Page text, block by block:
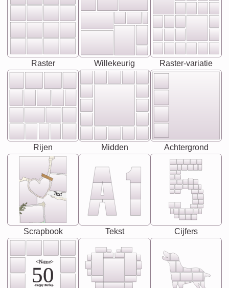
Raster Willekeurig Raster-variatie
Rijen Midden Achtergrond
Text
Scrapbook Tekst Cijfers
<Name>
50
-Happy Birday-